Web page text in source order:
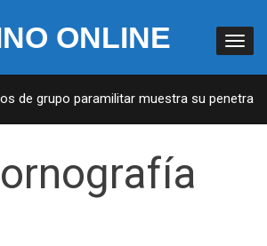
ONLINE
grupo paramilitar muestra su